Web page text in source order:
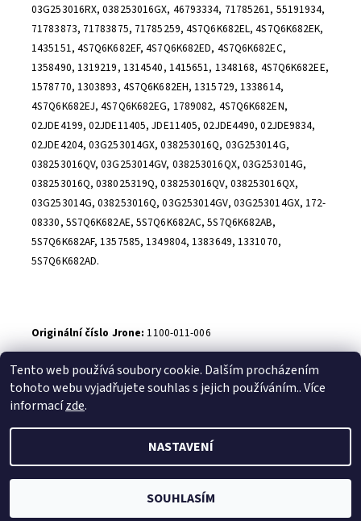
03G253016RX, 038253016GX, 46793334, 71785261, 55191934,
71783873, 71783875, 71785259, 4S7Q6K682EL, 4S7Q6K682EK,
1435151, 4S7Q6K682EF, 4S7Q6K682ED, 4S7Q6K682EC,
1358490, 1319219, 1314540, 1415651, 1348168, 4S7Q6K682EE,
1578770, 1303893, 4S7Q6K682EH, 1315729, 1338614,
4S7Q6K682EJ, 4S7Q6K682EG, 1789082, 4S7Q6K682EN,
02JDE4199, 02JDE11405, JDE11405, 02JDE4490, 02JDE9834,
02JDE4204, 03G253014GX, 038253016Q, 03G253014G,
038253016QV, 03G253014GV, 038253016QX, 03G253014G,
038253016Q, 038025319Q, 038253016QV, 038253016QX,
03G253014G, 038253016Q, 03G253014GV, 03G253014GX, 172-
08330, 5S7Q6K682AE, 5S7Q6K682AC, 5S7Q6K682AB,
5S7Q6K682AF, 1357585, 1349804, 1383649, 1331070,
5S7Q6K682AD.
Originální číslo Jrone: 1100-011-006
Přidat komentář
2026 © Dilynaturba.cz, všechna práva vyhrazena
nastavení cookies
Vytvořil Shoptet
Tento web používá soubory cookie. Dalším procházením
tohoto webu vyjadřujete souhlas s jejich používáním.. Více
informacízde.
NASTAVENÍ
SOUHLASÍM